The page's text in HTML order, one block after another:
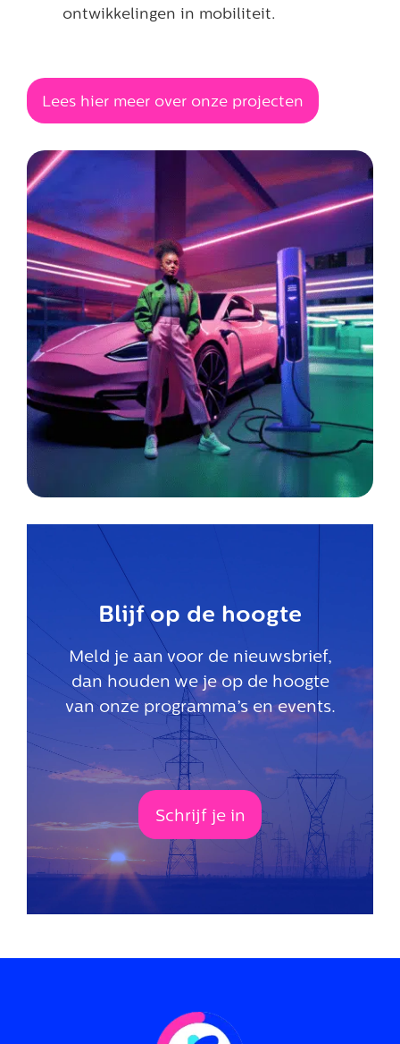
ontwikkelingen in mobiliteit.
Lees hier meer over onze projecten
Blijf op de hoogte
Meld je aan voor de nieuwsbrief,
dan houden we je op de hoogte
van onze programma’s en events.
Schrijf je in